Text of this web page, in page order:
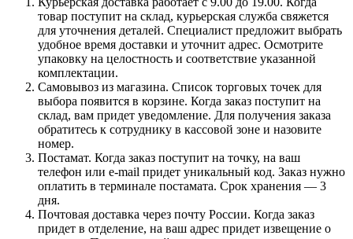
товар поступит на склад, курьерская служба свяжется
для уточнения деталей. Специалист предложит выбрать
удобное время доставки и уточнит адрес. Осмотрите
упаковку на целостность и соответствие указанной
комплектации.
Самовывоз из магазина. Список торговых точек для
выбора появится в корзине. Когда заказ поступит на
склад, вам придет уведомление. Для получения заказа
обратитесь к сотруднику в кассовой зоне и назовите
номер.
Постамат. Когда заказ поступит на точку, на ваш
телефон или e-mail придет уникальный код. Заказ нужно
оплатить в терминале постамата. Срок хранения — 3
дня.
Почтовая доставка через почту России. Когда заказ
придет в отделение, на ваш адрес придет извещение о